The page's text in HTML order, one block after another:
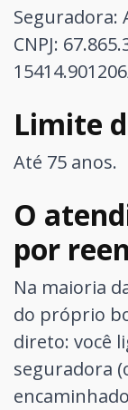
Seguradora:
CNPJ:
Limite
Até 75 anos.
O
por
Na maioria
do próprio
direto: você
seguradora